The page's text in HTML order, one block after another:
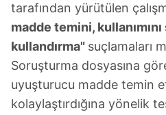
tarafından yürütülen
madde temini,
kullandırma" suçlamaları
Soruşturma dosyasına
uyuşturucu madde temin
kolaylaştırdığına yönelik